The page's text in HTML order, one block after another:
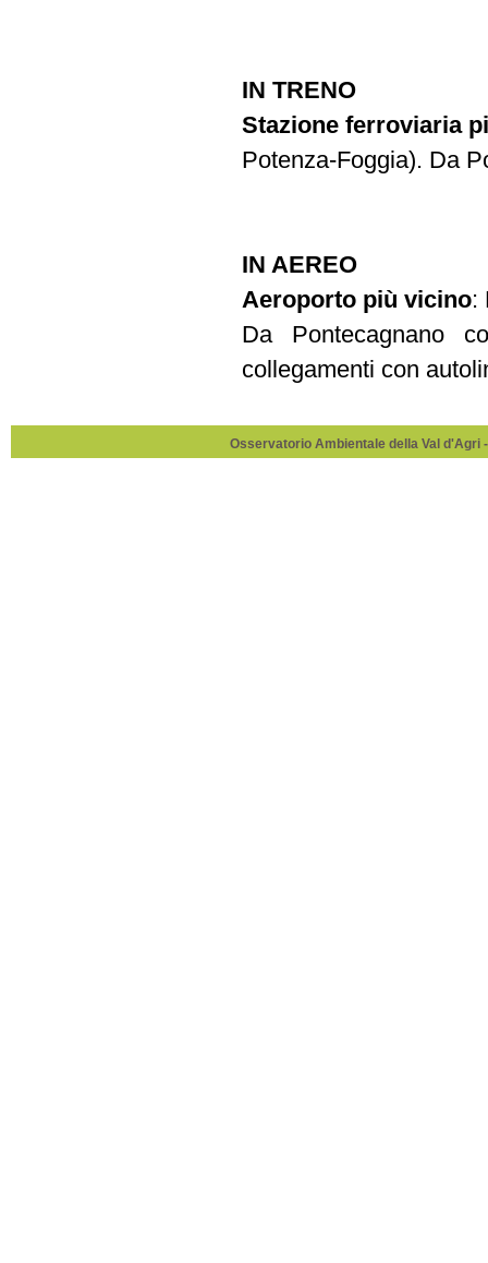
IN TRENO
Stazione ferroviaria
Potenza-Foggia). Da
IN AEREO
Aeroporto più vicino:
Da Pontecagnano
collegamenti con
Osservatorio Ambientale della Val d'Agri